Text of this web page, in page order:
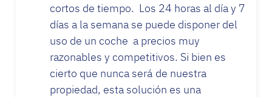
cortos de tiempo. Los 24 horas al día y 7
días a la semana se puede disponer del
uso de un coche a precios muy
razonables y competitivos. Si bien es
cierto que nunca será de nuestra
propiedad, esta solución es una